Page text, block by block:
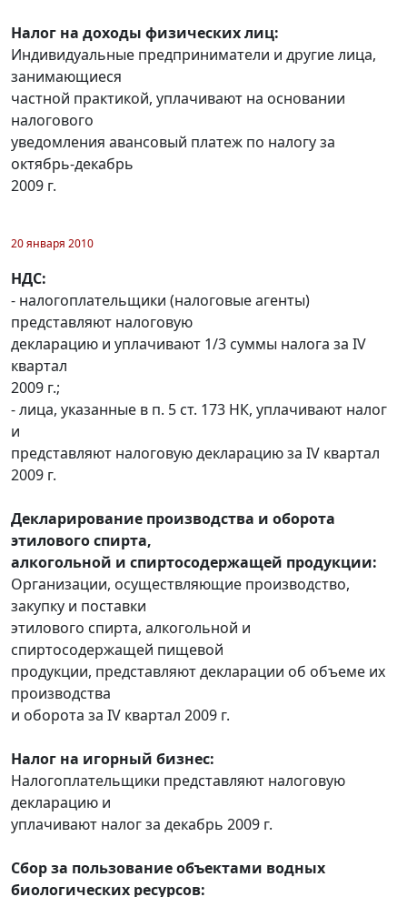
Налог на доходы физических лиц:
Индивидуальные предприниматели и другие лица,
занимающиеся
частной практикой, уплачивают на основании
налогового
уведомления авансовый платеж по налогу за
октябрь-декабрь
2009 г.
20 января 2010
НДС:
- налогоплательщики (налоговые агенты)
представляют налоговую
декларацию и уплачивают 1/3 суммы налога за IV
квартал
2009 г.;
- лица, указанные в п. 5 ст. 173 НК, уплачивают налог
и
представляют налоговую декларацию за IV квартал
2009 г.
Декларирование производства и оборота
этилового спирта,
алкогольной и спиртосодержащей продукции:
Организации, осуществляющие производство,
закупку и поставки
этилового спирта, алкогольной и
спиртосодержащей пищевой
продукции, представляют декларации об объеме их
производства
и оборота за IV квартал 2009 г.
Налог на игорный бизнес:
Налогоплательщики представляют налоговую
декларацию и
уплачивают налог за декабрь 2009 г.
Сбор за пользование объектами водных
биологических ресурсов: